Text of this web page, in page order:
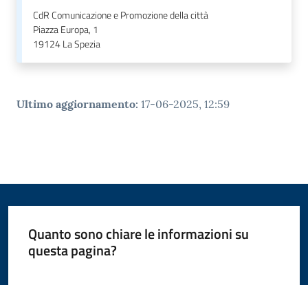
CdR Comunicazione e Promozione della città
Piazza Europa, 1
19124La Spezia
Ultimo aggiornamento: 17-06-2025, 12:59
Quanto sono chiare le informazioni su
questa pagina?